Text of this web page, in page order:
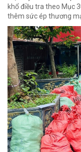
khổ điều tra theo Mục
thêm sức ép thương